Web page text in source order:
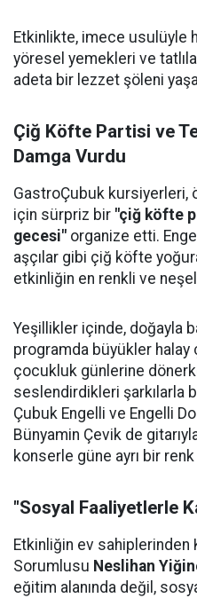
Etkinlikte, imece usulüyle
yöresel yemekleri ve
adeta bir lezzet şöleni
Çiğ Köfte Partisi ve
Damga Vurdu
GastroÇubuk kursiyerleri,
için sürpriz bir "çiğ köfte
gecesi" organize etti.
aşçılar gibi çiğ köfte
etkinliğin en renkli ve
Yeşillikler içinde, doğayla
programda büyükler halay
çocukluk günlerine
seslendirdikleri şarkılarla
Çubuk Engelli ve Engelli
Bünyamin Çevik de
konserle güne ayrı bir renk
"Sosyal Faaliyetlerle
Etkinliğin ev sahiplerinden
Sorumlusu Neslihan
eğitim alanında değil,